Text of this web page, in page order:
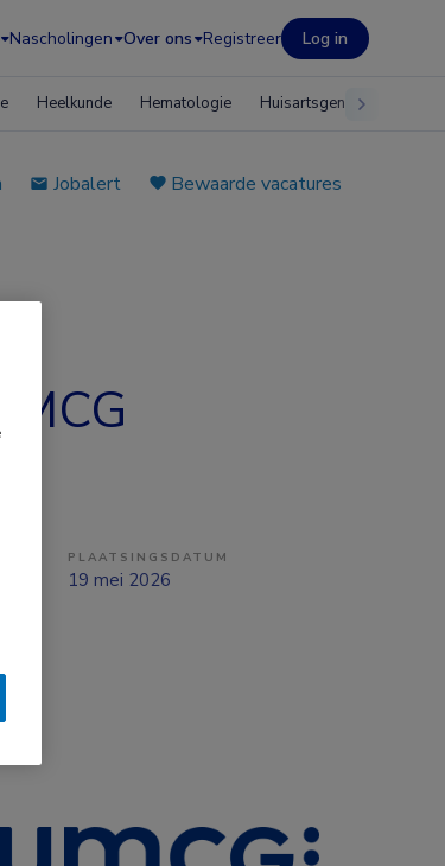
Nascholingen Over ons Registreer Log in
Heelkunde Hematologie Huisartsgeneeskunde
Jobalert
Bewaarde vacatures
PLAATSINGSDATUM
19 mei 2026